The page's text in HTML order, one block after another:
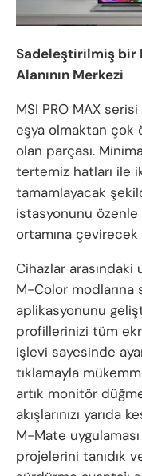
Sadeleştirilmiş bir
Alanının Merkezi
MSI PRO MAX
eşya olmaktan çok
olan parçası.
tertemiz hatları ile
tamamlayacak
istasyonunu
ortamına
Cihazlar
M-Color modlarına
aplikasyonunu
profillerinizi tüm
işlevi sayesinde
tıklamayla
artık monitör
akışlarınızı yarıda
M-Mate uygulaması
projelerini tanıdık